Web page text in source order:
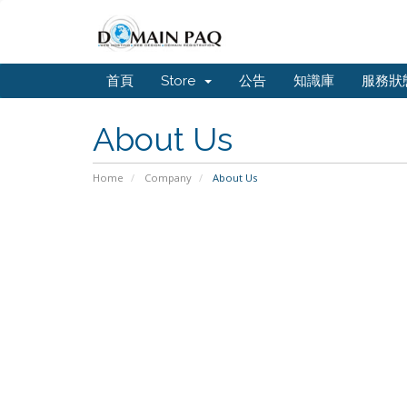
首頁 Store 公告 知識庫 服務狀
About Us
Home Company About Us